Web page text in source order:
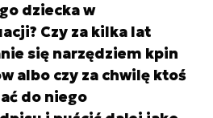
dziecka w
Czy za kilka lat
się narzędziem kpin
albo czy za chwilę ktoś
do niego